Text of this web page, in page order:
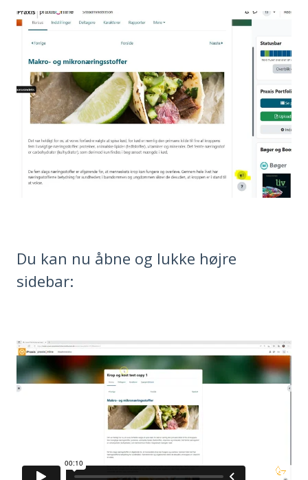
Du kan nu åbne og lukke højre
sidebar: